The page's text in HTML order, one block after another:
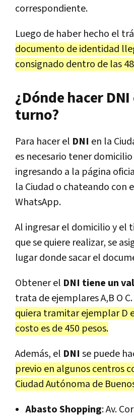
correspondiente.
Luego de haber hecho el
documento de identidad
consignado dentro de las
¿Dónde hacer DNI
turno?
Para hacer el DNI en la
es necesario tener
ingresando a la página
la Ciudad o chateando con
WhatsApp.
Al ingresar el domicilio y el
que se quiere realizar, se
lugar donde sacar el
Obtener el DNI tiene un
trata de ejemplares A,B O C.
quiera tramitar ejemplar D
costo es de 450 pesos.
Además, el DNI se puede
previo en algunos centros
Ciudad Autónoma de
Abasto Shopping: Av.